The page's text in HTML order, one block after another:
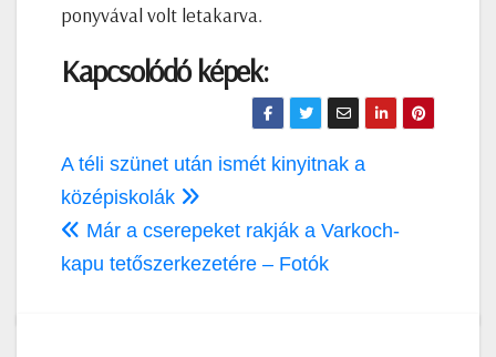
ponyvával volt letakarva.
Kapcsolódó képek:
Bejegyzés
navigáció
A téli szünet után ismét kinyitnak a
középiskolák
Már a cserepeket rakják a Varkoch-
kapu tetőszerkezetére – Fotók